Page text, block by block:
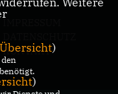
KONTAKT)
)